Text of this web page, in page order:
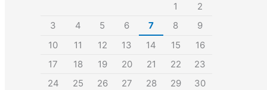
1
2
3
4 5 6 7 8
9
10
11 12 13 14 15
16
17
18 19 20 21 22
23
24
25 26 27 28 29
30